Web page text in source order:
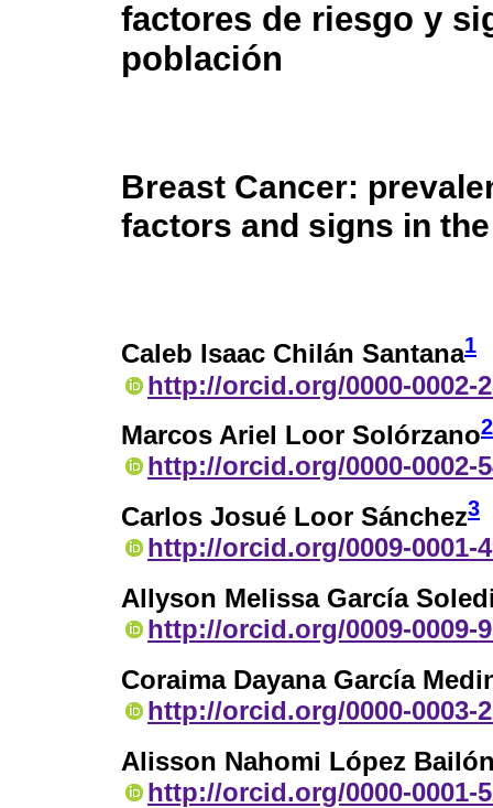
factores de riesgo y
población
Breast Cancer:
factors and signs in
Caleb Isaac Chilán Santana1
http://orcid.org/0000-0002-
Marcos Ariel Loor Solórzano2
http://orcid.org/0000-0002-
Carlos Josué Loor Sánchez3
http://orcid.org/0009-0001-
Allyson Melissa García
http://orcid.org/0009-0009-
Coraima Dayana García
http://orcid.org/0000-0003-
Alisson Nahomi López
http://orcid.org/0000-0001-